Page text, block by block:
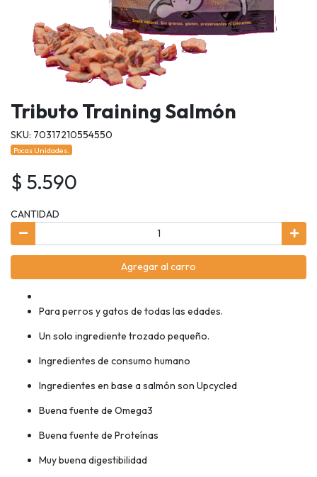
Tributo Training Salmón
SKU: 70317210554550
Pocas Unidades.
$ 5.590
CANTIDAD
Agregar al carro
Para perros y gatos de todas las edades.
Un solo ingrediente trozado pequeño.
Ingredientes de consumo humano
Ingredientes en base a salmón son Upcycled
Buena fuente de Omega3
Buena fuente de Proteínas
Muy buena digestibilidad